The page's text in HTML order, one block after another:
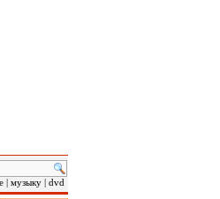
| музыку | dvd